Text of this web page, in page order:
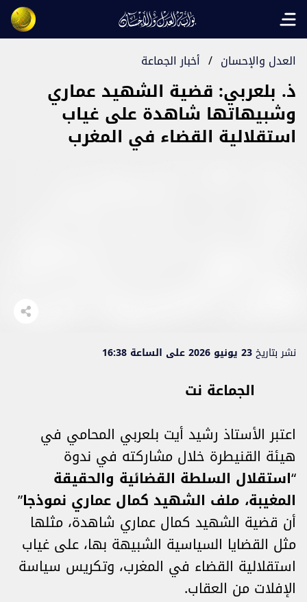
Open main menu
العدل والإحسان / أخبار الجماعة
ذ. بلعربي: قضية الشهيد عماري
وشبيهاتها شاهدة على غياب
استقلالية القضاء في المغرب
نشر بتاريخ23 يونيو 2026 على الساعة 16:38
الجماعة نت
اعتبر الأستاذ رشيد أيت بلعربي المحامي في
هيئة القنيطرة خلال مشاركته في ندوة
“استقلال السلطة القضائية والحقيقة
المغيبة، ملف الشهيد كمال عماري نموذجا”
أن قضية الشهيد كمال عماري شاهدة، مثلها
مثل القضايا السياسية الشبيهة بها، على غياب
استقلالية القضاء في المغرب، وتكريس سياسة
الإفلات من العقاب.